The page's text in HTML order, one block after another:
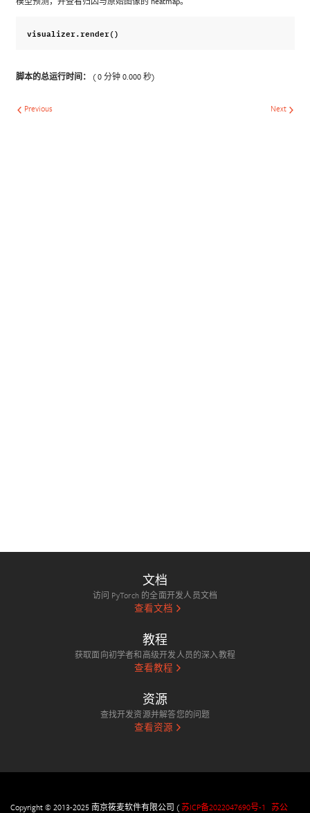
visualizer.render()
脚本的总运行时间： ( 0 分钟 0.000 秒)
Next
Previous
文档
访问 PyTorch 的全面开发人员文档
查看文档
教程
获取面向初学者和高级开发人员的深入教程
查看教程
资源
查找开发资源并解答您的问题
查看资源
Copyright © 2013-2025 南京筱麦软件有限公司 (苏ICP备2022047690号-1
苏公